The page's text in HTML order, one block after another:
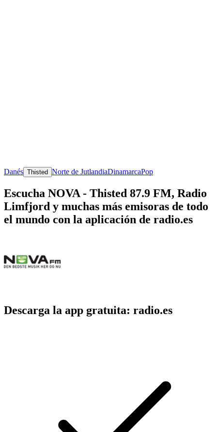
Danés Thisted Norte de JutlandiaDinamarcaPop
Escucha NOVA - Thisted 87.9 FM, Radio
Limfjord y muchas más emisoras de todo
el mundo con la aplicación de radio.es
Descarga la app gratuita: radio.es